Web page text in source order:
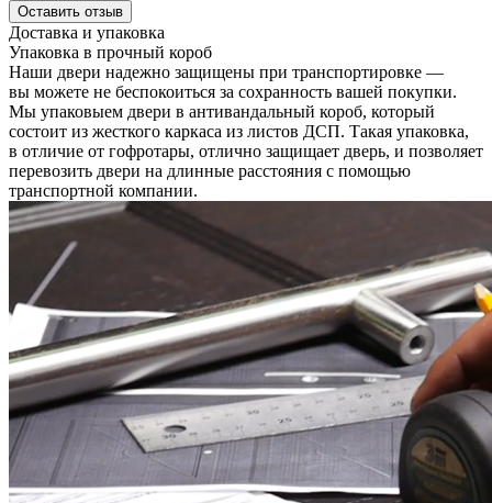
Оставить отзыв
Доставка и упаковка
Упаковка в прочный короб
Наши двери надежно защищены при транспортировке —
вы можете не беспокоиться за сохранность вашей покупки.
Мы упаковыем двери в антивандальный короб, который
состоит из жесткого каркаса из листов ДСП. Такая упаковка,
в отличие от гофротары, отлично защищает дверь, и позволяет
перевозить двери на длинные расстояния с помощью
транспортной компании.